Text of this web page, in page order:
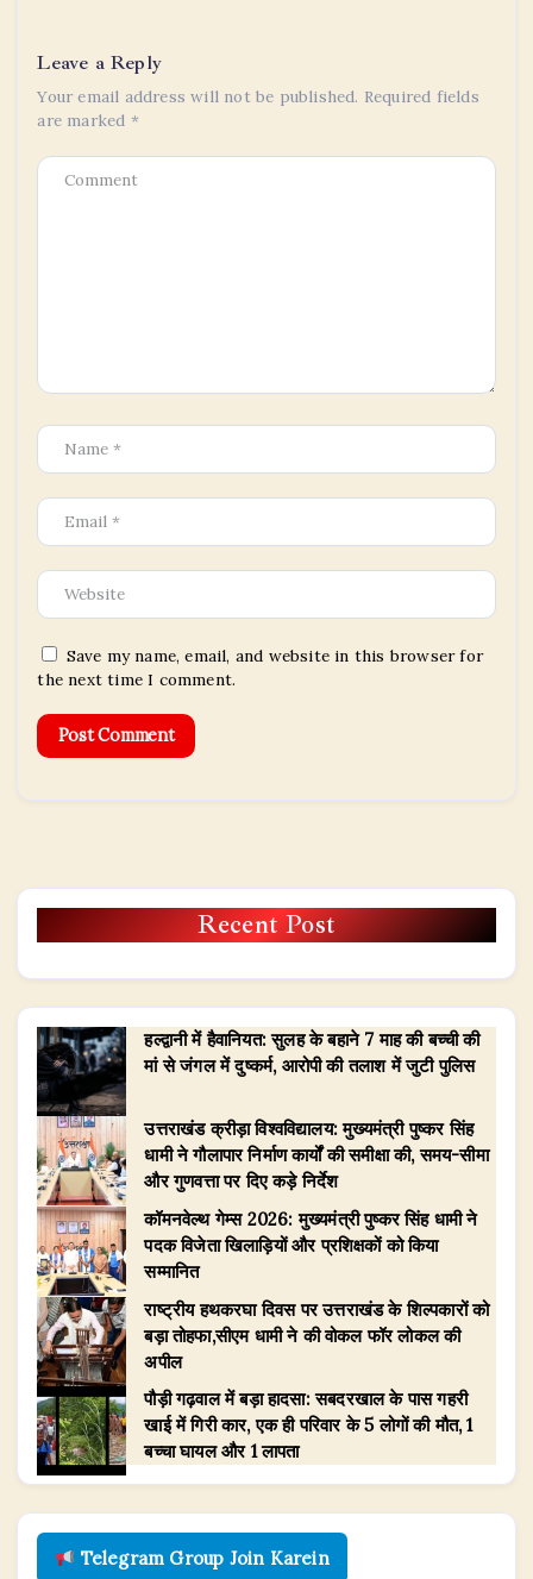
Leave a Reply
Your email address will not be published. Required fields
are marked *
Save my name, email, and website in this browser for
the next time I comment.
Recent Post
हल्द्वानी में हैवानियत: सुलह के बहाने 7 माह की बच्ची की
मां से जंगल में दुष्कर्म, आरोपी की तलाश में जुटी पुलिस
उत्तराखंड क्रीड़ा विश्वविद्यालय: मुख्यमंत्री पुष्कर सिंह
धामी ने गौलापार निर्माण कार्यों की समीक्षा की, समय-सीमा
और गुणवत्ता पर दिए कड़े निर्देश
​कॉमनवेल्थ गेम्स 2026: मुख्यमंत्री पुष्कर सिंह धामी ने
पदक विजेता खिलाड़ियों और प्रशिक्षकों को किया
सम्मानित
राष्ट्रीय हथकरघा दिवस पर उत्तराखंड के शिल्पकारों को
बड़ा तोहफा,सीएम धामी ने की वोकल फॉर लोकल की
अपील
पौड़ी गढ़वाल में बड़ा हादसा: सबदरखाल के पास गहरी
खाई में गिरी कार, एक ही परिवार के 5 लोगों की मौत, 1
बच्चा घायल और 1 लापता
Telegram Group Join Karein